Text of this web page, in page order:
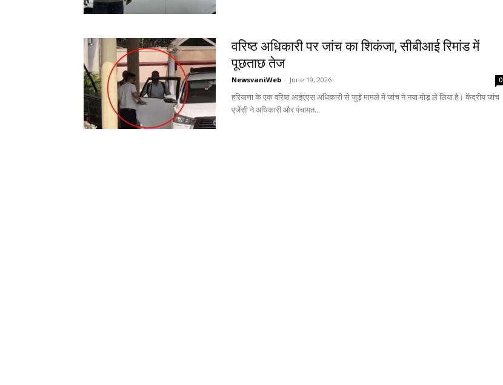
वरिष्ठ अधिकारी पर जांच का शिकंजा, सीबीआई रिमांड में
पूछताछ तेज
NewsvaniWeb - June 19, 2026 0
हरियाणा के एक वरिष्ठ आईएएस अधिकारी से जुड़े मामले में जांच ने नया मोड़ ले लिया है। केंद्रीय जांच
एजेंसी ने अधिकारी और पंचायत...